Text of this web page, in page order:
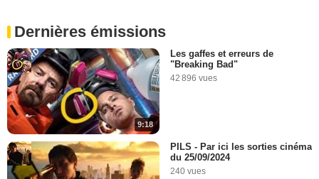
Dernières émissions
9:18
Les gaffes et erreurs de
"Breaking Bad"
42 896 vues
PILS - Par ici les sorties cinéma
du 25/09/2024
240 vues